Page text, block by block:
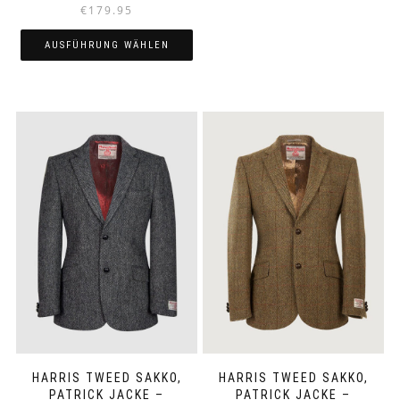
€179.95
AUSFÜHRUNG WÄHLEN
weist
Varianten
auf.
Die
Optionen
können
auf
der
Produktseite
gewählt
werden
HARRIS TWEED SAKKO,
PATRICK JACKE –
HARRIS TWEED SAKKO,
PATRICK JACKE –